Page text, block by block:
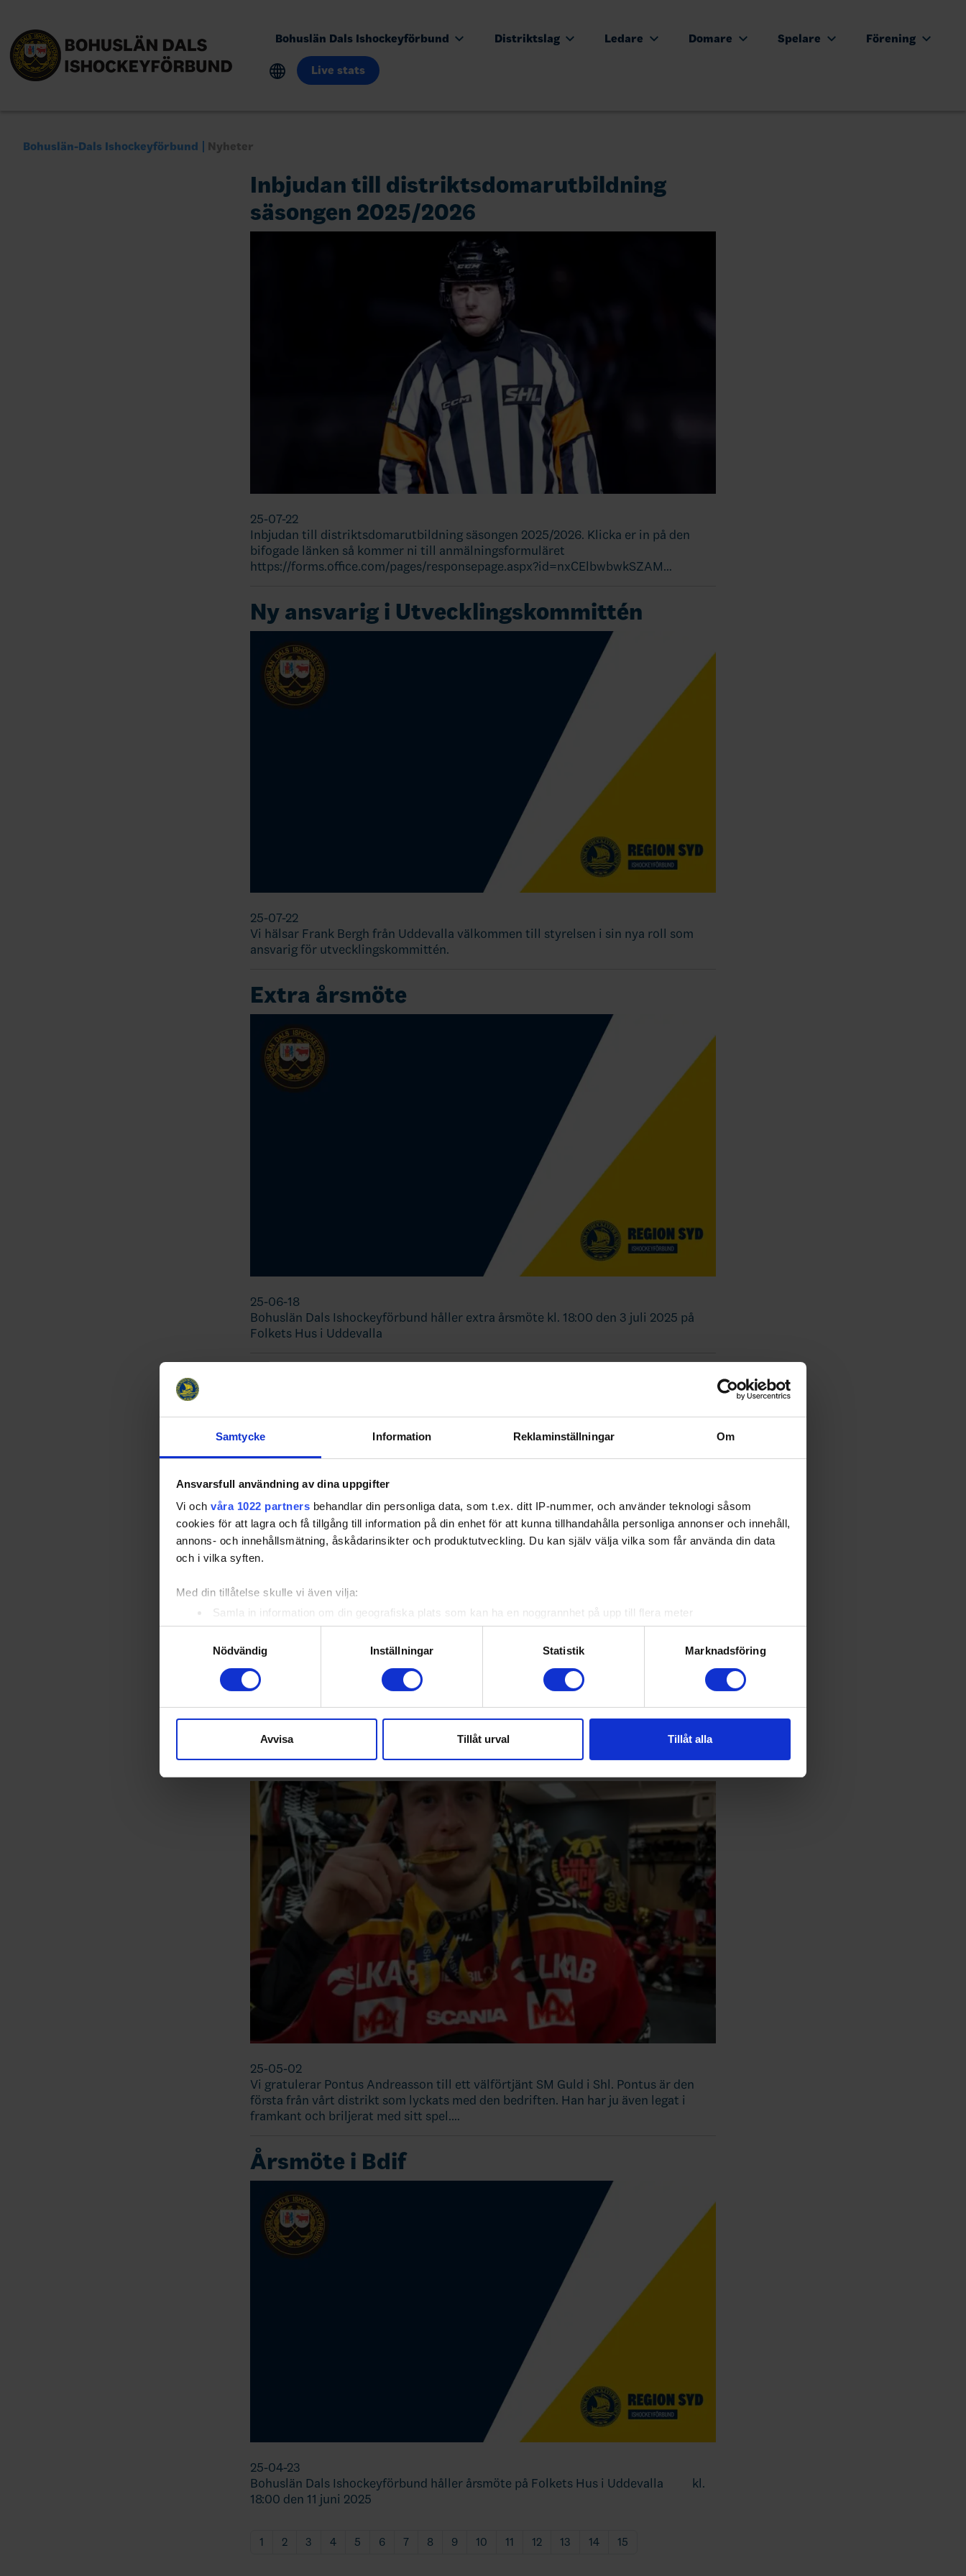
Samtycke Information Reklaminställningar Om
Ansvarsfull användning av dina uppgifter
Vi och våra 1022 partners behandlar din personliga data, som t.ex. ditt IP-nummer, och använder teknologi såsom
cookies för att lagra och få tillgång till information på din enhet för att kunna tillhandahålla personliga annonser och innehåll,
annons- och innehållsmätning, åskådarinsikter och produktutveckling. Du kan själv välja vilka som får använda din data
och i vilka syften.
Med din tillåtelse skulle vi även vilja:
Samla in information om din geografiska plats som kan ha en noggrannhet på upp till flera meter
Identifiera din enhet genom att aktivt skanna den för specifika kännetecken (fingeravtryck)
Ta reda på mer om hur dina personliga uppgifter behandlas och ställ in dina preferenser i
detaljsektionen. Du kan ändra
eller dra tillbaka ditt samtycke när som helst från cookie-förklaringen.
sociala medier och analysera vår trafik. Vi vidarebefordrar även sådana identifierare och annan information från din enhet
till de sociala medier och annons- och analysföretag som vi samarbetar med. Dessa kan i sin tur kombinera informationen
Nödvändig
Inställningar Statistik Marknadsföring
Avvisa Tillåt urval Tillåt alla
Bohuslän Dals Ishockeyförbund Distriktslag Ledare Domare Spelare Förening
Live stats
Bohuslän-Dals Ishockeyförbund Nyheter
Inbjudan till distriktsdomarutbildning
säsongen 2025/2026
25-07-22
Inbjudan till distriktsdomarutbildning säsongen 2025/2026. Klicka er in på den
bifogade länken så kommer ni till anmälningsformuläret
https://forms.office.com/pages/responsepage.aspx?id=nxCElbwbwkSZAM…
Ny ansvarig i Utvecklingskommittén
25-07-22
Vi hälsar Frank Bergh från Uddevalla välkommen till styrelsen i sin nya roll som
ansvarig för utvecklingskommittén.
Extra årsmöte
25-06-18
Bohuslän Dals Ishockeyförbund håller extra årsmöte kl. 18:00 den 3 juli 2025 på
Folkets Hus i Uddevalla
25-06-18
för killarna 5-7/9 Ulricehamns IF - översikt
Pontus Andreasson.
25-05-02
Vi gratulerar Pontus Andreasson till ett välförtjänt SM Guld i Shl. Pontus är den
första från vårt distrikt som lyckats med den bedriften. Han har ju även legat i
framkant och briljerat med sitt spel.…
Årsmöte i Bdif
25-04-23
Bohuslän Dals Ishockeyförbund håller årsmöte på Folkets Hus i Uddevalla kl.
18:00 den 11 juni 2025
1 2 3 4 5 6 7 8 9 10 11 12 13 14 15